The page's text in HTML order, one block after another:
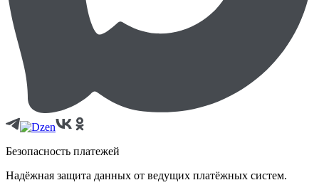
Безопасность платежей
Надёжная защита данных от ведущих платёжных систем.